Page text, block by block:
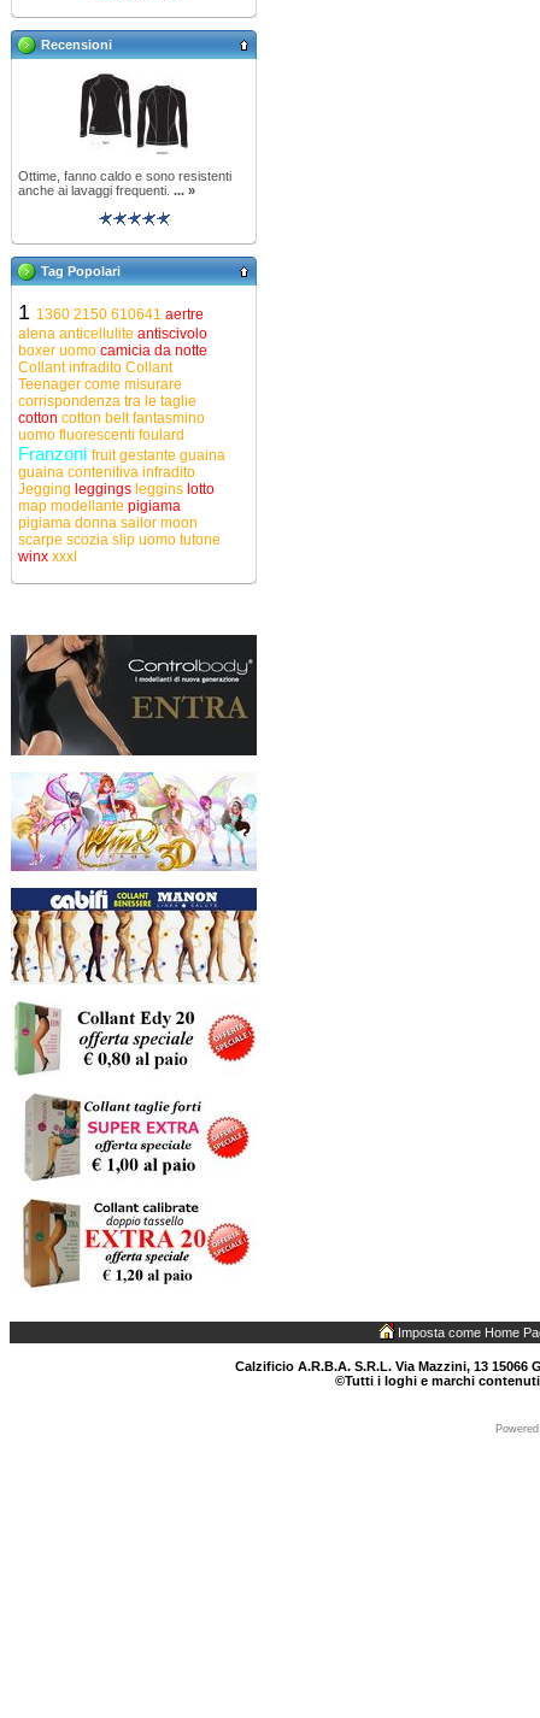
Recensioni
Ottime, fanno caldo e sono resistenti
anche ai lavaggi frequenti. ... »
Tag Popolari
1 1360 2150 610641 aertre
alena anticellulite antiscivolo
boxer uomo camicia da notte
Collant infradito Collant
Teenager come misurare
corrispondenza tra le taglie
cotton cotton beltfantasmino
uomo fluorescenti foulard
Franzoni fruitgestante guaina
guaina contenitiva infradito
Jegging leggings leggins lotto
map modellante pigiama
pigiama donna sailor moon
scarpe scozia slip uomo tutone
winx xxxl
Imposta come Home
Calzificio A.R.B.A. S.R.L. Via Mazzini, 13 15066
©Tutti i loghi e marchi